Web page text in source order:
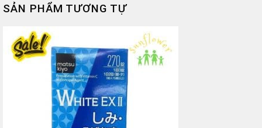
SẢN PHẨM TƯƠNG TỰ